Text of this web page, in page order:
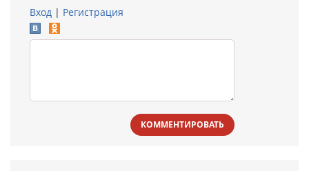
Вход | Регистрация
КОММЕНТИРОВАТЬ